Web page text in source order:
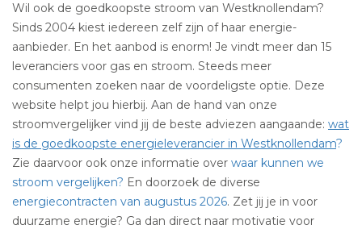
Wil ook de goedkoopste stroom van Westknollendam?
Sinds 2004 kiest iedereen zelf zijn of haar energie-
aanbieder. En het aanbod is enorm! Je vindt meer dan 15
leveranciers voor gas en stroom. Steeds meer
consumenten zoeken naar de voordeligste optie. Deze
website helpt jou hierbij. Aan de hand van onze
stroomvergelijker vind jij de beste adviezen aangaande: wat
is de goedkoopste energieleverancier in Westknollendam?
Zie daarvoor ook onze informatie over waar kunnen we
stroom vergelijken? En doorzoek de diverse
energiecontracten van augustus 2026. Zet jij je in voor
duurzame energie? Ga dan direct naar motivatie voor